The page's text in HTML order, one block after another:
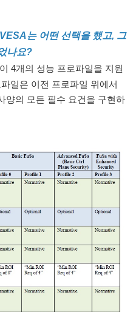
는 어떤 선택을 했고, 그
나요?
4개의 성능 프로파일을 지원
일은 이전 프로파일 위에서
양의 모든 필수 요건을 구현하